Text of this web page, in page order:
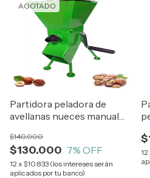
AGOTADO
Partidora peladora de
avellanas nueces manual
$130.000
$140.000
7% OFF
12 x $10.833 (los intereses serán
aplicados por tu banco)
12